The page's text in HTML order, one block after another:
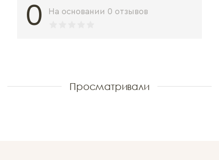
0 На основании 0 отзывов
Просматривали